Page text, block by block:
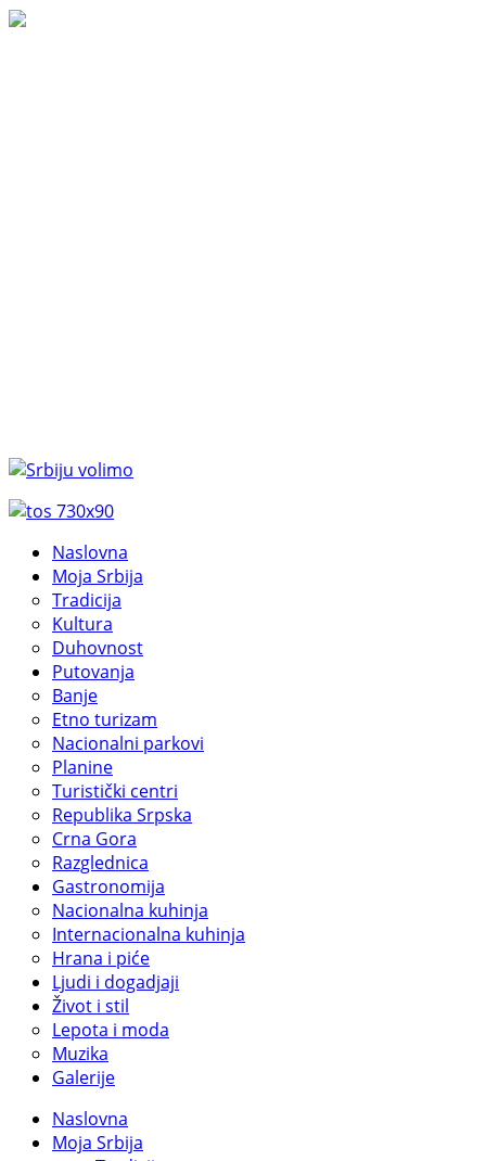
Naslovna
Moja Srbija
Tradicija
Kultura
Duhovnost
Putovanja
Banje
Etno turizam
Nacionalni parkovi
Planine
Turistički centri
Republika Srpska
Crna Gora
Razglednica
Gastronomija
Nacionalna kuhinja
Internacionalna kuhinja
Hrana i piće
Ljudi i dogadjaji
Život i stil
Lepota i moda
Muzika
Galerije
Naslovna
Moja Srbija